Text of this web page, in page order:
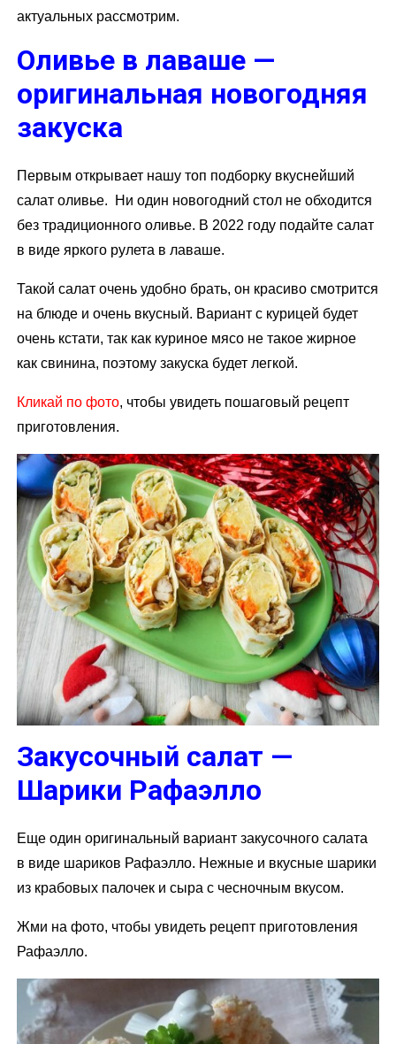
актуальных рассмотрим.
Оливье в лаваше —
оригинальная новогодняя
закуска
Первым открывает нашу топ подборку вкуснейший
салат оливье. Ни один новогодний стол не обходится
без традиционного оливье. В 2022 году подайте салат
в виде яркого рулета в лаваше.
Такой салат очень удобно брать, он красиво смотрится
на блюде и очень вкусный. Вариант с курицей будет
очень кстати, так как куриное мясо не такое жирное
как свинина, поэтому закуска будет легкой.
Кликай по фото, чтобы увидеть пошаговый рецепт
приготовления.
Закусочный салат —
Шарики Рафаэлло
Еще один оригинальный вариант закусочного салата
в виде шариков Рафаэлло. Нежные и вкусные шарики
из крабовых палочек и сыра с чесночным вкусом.
Жми на фото, чтобы увидеть рецепт приготовления
Рафаэлло.